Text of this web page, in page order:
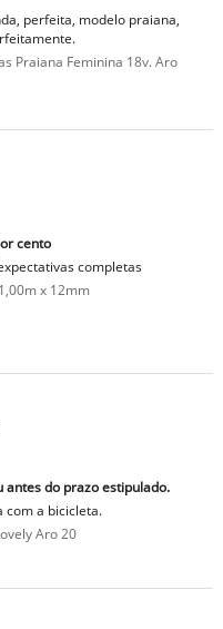
perfeita, modelo praiana,
Praiana Feminina 18v. Aro
cento
completas
x 12mm
antes do prazo estipulado.
com a bicicleta.
Aro 20